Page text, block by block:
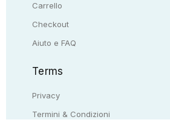
Carrello
Checkout
Aiuto e FAQ
Terms
Privacy
Termini & Condizioni